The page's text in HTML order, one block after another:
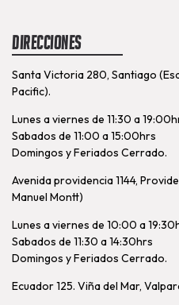
Direcciones
Santa Victoria 280, Santiago
Pacific).
Lunes a viernes de 11:30 a
Sabados de 11:00 a 15:00hrs
Domingos y Feriados Cerrado.
Avenida providencia 1144,
Manuel Montt)
Lunes a viernes de 10:00 a
Sabados de 11:30 a 14:30hrs
Domingos y Feriados Cerrado.
Ecuador 125. Viña del Mar,